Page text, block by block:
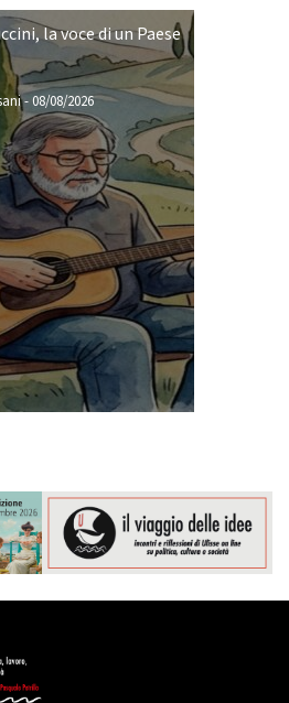
la voce di un Paese
-08/08/2026